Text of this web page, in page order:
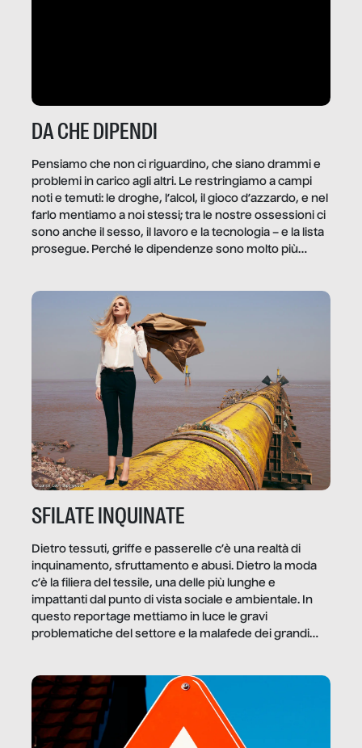
DA CHE DIPENDI
Pensiamo che non ci riguardino, che siano drammi e
problemi in carico agli altri. Le restringiamo a campi
noti e temuti: le droghe, l’alcol, il gioco d’azzardo, e nel
farlo mentiamo a noi stessi; tra le nostre ossessioni ci
sono anche il sesso, il lavoro e la tecnologia – e la lista
prosegue. Perché le dipendenze sono molto più
trae un guadagno. In questo reportage vediamo
quale e come.
SFILATE INQUINATE
Dietro tessuti, griffe e passerelle c’è una realtà di
inquinamento, sfruttamento e abusi. Dietro la moda
c’è la filiera del tessile, una delle più lunghe e
impattanti dal punto di vista sociale e ambientale. In
questo reportage mettiamo in luce le gravi
problematiche del settore e la malafede dei grandi